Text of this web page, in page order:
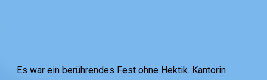
Es war ein berührendes Fest ohne Hektik. Kantorin